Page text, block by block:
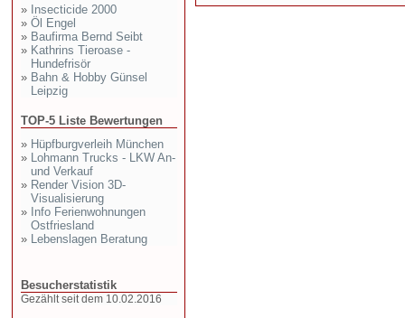
» Insecticide 2000
» Öl Engel
» Baufirma Bernd Seibt
» Kathrins Tieroase -
Hundefrisör
» Bahn & Hobby Günsel
Leipzig
TOP-5 Liste Bewertungen
» Hüpfburgverleih München
» Lohmann Trucks - LKW An-
und Verkauf
» Render Vision 3D-
Visualisierung
» Info Ferienwohnungen
Ostfriesland
» Lebenslagen Beratung
Besucherstatistik
Gezählt seit dem 10.02.2016